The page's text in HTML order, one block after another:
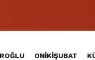
ONİKİŞUBAT